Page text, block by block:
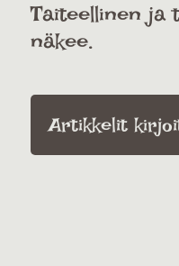
Taiteellinen ja
näkee.
Artikkelit